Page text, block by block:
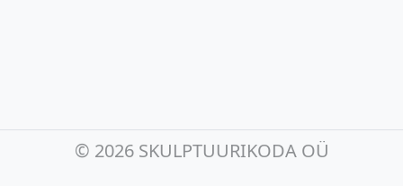
© 2026 SKULPTUURIKODA OÜ